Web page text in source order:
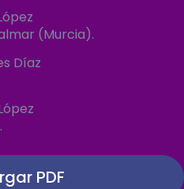
(Murcia).
Díaz
PDF